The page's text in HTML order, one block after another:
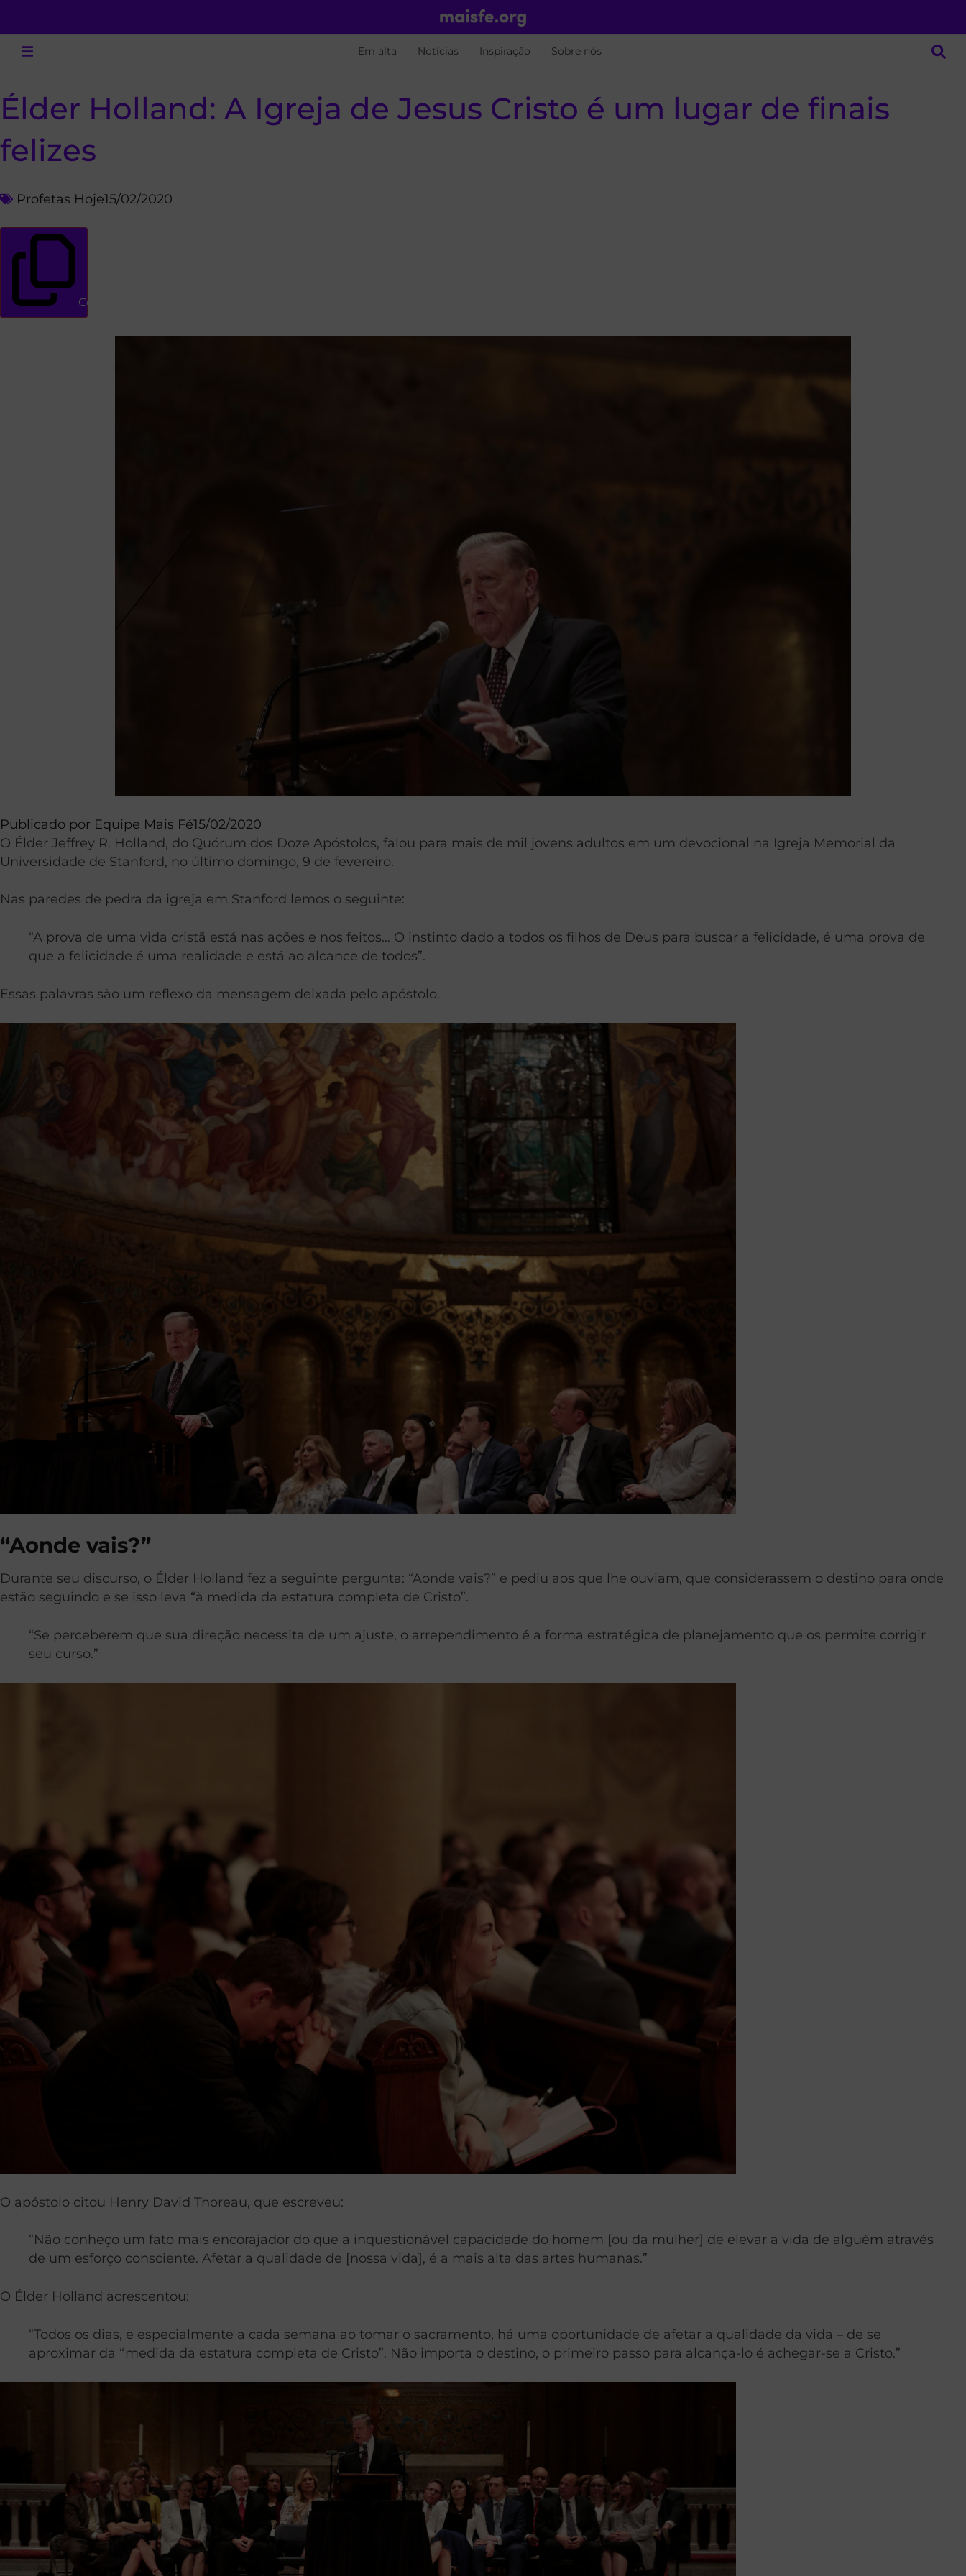
Em alta Notícias Inspiração Sobre nós
Élder Holland: A Igreja de Jesus Cristo é um lugar de finais
felizes
Profetas Hoje15/02/2020
Copiar link
Publicado por Equipe Mais Fé15/02/2020
O Élder Jeffrey R. Holland, do Quórum dos Doze Apóstolos, falou para mais de mil jovens adultos em um devocional na Igreja Memorial da
Universidade de Stanford, no último domingo, 9 de fevereiro.
Nas paredes de pedra da igreja em Stanford lemos o seguinte:
“A prova de uma vida cristã está nas ações e nos feitos… O instinto dado a todos os filhos de Deus para buscar a felicidade, é uma prova de
que a felicidade é uma realidade e está ao alcance de todos”.
Essas palavras são um reflexo da mensagem deixada pelo apóstolo.
“Aonde vais?”
Durante seu discurso, o Élder Holland fez a seguinte pergunta: “Aonde vais?” e pediu aos que lhe ouviam, que considerassem o destino para onde
estão seguindo e se isso leva “à medida da estatura completa de Cristo”.
“Se perceberem que sua direção necessita de um ajuste, o arrependimento é a forma estratégica de planejamento que os permite corrigir
seu curso.”
O apóstolo citou Henry David Thoreau, que escreveu:
“Não conheço um fato mais encorajador do que a inquestionável capacidade do homem [ou da mulher] de elevar a vida de alguém através
de um esforço consciente. Afetar a qualidade de [nossa vida], é a mais alta das artes humanas.”
O Élder Holland acrescentou:
“Todos os dias, e especialmente a cada semana ao tomar o sacramento, há uma oportunidade de afetar a qualidade da vida – de se
aproximar da “medida da estatura completa de Cristo”. Não importa o destino, o primeiro passo para alcança-lo é achegar-se a Cristo.”